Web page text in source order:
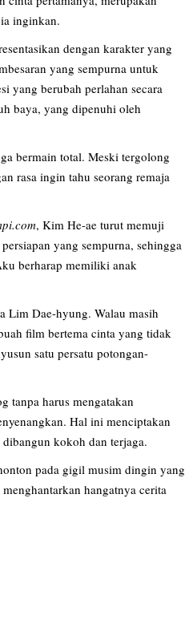
inginkan.
dengan karakter yang
yang sempurna untuk
yang berubah perlahan secara
baya, yang dipenuhi oleh
bermain total. Meski tergolong
rasa ingin tahu seorang remaja
, Kim He-ae turut memuji
yang sempurna, sehingga
berharap memiliki anak
Lim Dae-hyung. Walau masih
film bertema cinta yang tidak
satu persatu potongan-
tanpa harus mengatakan
Hal ini menciptakan
kokoh dan terjaga.
pada gigil musim dingin yang
hangatnya cerita